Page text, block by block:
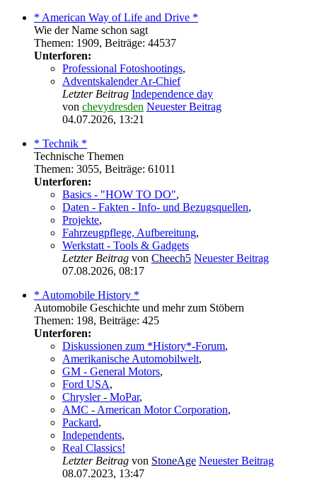
* American Way of Life and Drive *
Wie der Name schon sagt
Themen: 1909, Beiträge: 44537
Unterforen:
Professional Fotoshootings,
Adventskalender Ar-Chief
Letzter Beitrag Independence day
von chevydresden Neuester Beitrag
04.07.2026, 13:21
* Technik *
Technische Themen
Themen: 3055, Beiträge: 61011
Unterforen:
Basics - "HOW TO DO",
Daten - Fakten - Info- und Bezugsquellen,
Projekte,
Fahrzeugpflege, Aufbereitung,
Werkstatt - Tools & Gadgets
Letzter Beitrag von Cheech5 Neuester Beitrag
07.08.2026, 08:17
* Automobile History *
Automobile Geschichte und mehr zum Stöbern
Themen: 198, Beiträge: 425
Unterforen:
Diskussionen zum *History*-Forum,
Amerikanische Automobilwelt,
GM - General Motors,
Ford USA,
Chrysler - MoPar,
AMC - American Motor Corporation,
Packard,
Independents,
Real Classics!
Letzter Beitrag von StoneAge Neuester Beitrag
08.07.2023, 13:47